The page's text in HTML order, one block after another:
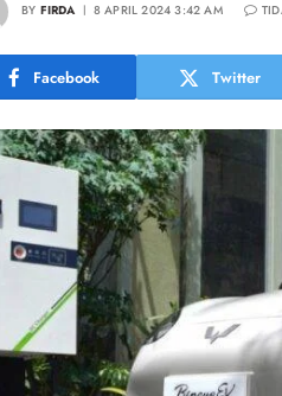
BY FIRDA 8 APRIL 2024 3:42 AM
Facebook Twitter